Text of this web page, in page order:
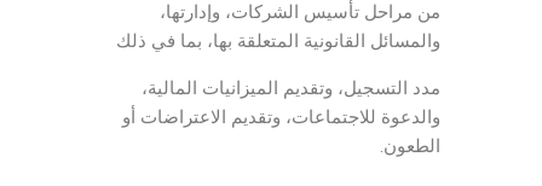
من مراحل تأسيس الشركات، وإدارتها،
والمسائل القانونية المتعلقة بها، بما في ذلك
مدد التسجيل، وتقديم الميزانيات المالية،
والدعوة للاجتماعات، وتقديم الاعتراضات أو
الطعون.